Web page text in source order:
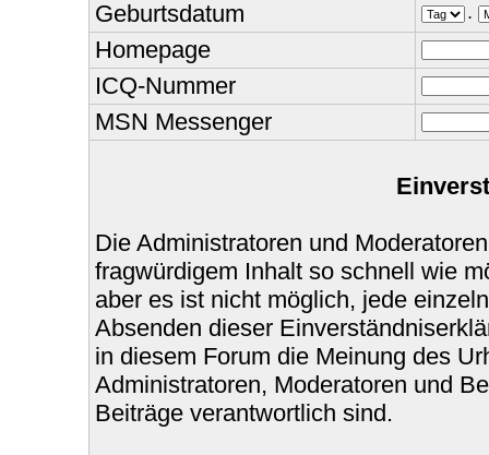
Geburtsdatum
.
Homepage
ICQ-Nummer
MSN Messenger
Die Administratoren und
fragwürdigem Inhalt so schnell wie
aber es ist nicht möglich, jede
Absenden dieser
in diesem Forum die Meinung des
Administratoren, Moderatoren und
Beiträge verantwortlich sind.